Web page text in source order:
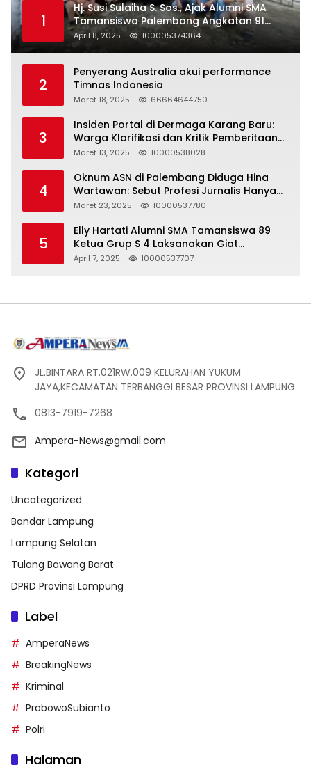
1
Hj. Susi Sulaiha S. Sos., Ajak Alumni SMA
Tamansiswa Palembang Angkatan 91
Halal Bihalal
April 8, 2025 100005374364
2
Penyerang Australia akui performance
Timnas Indonesia
Maret 18, 2025 66664644750
3
Insiden Portal di Dermaga Karang Baru:
Warga Klarifikasi dan Kritik Pemberitaan
yang Tidak Akurat
Maret 13, 2025 10000538028
4
Oknum ASN di Palembang Diduga Hina
Wartawan: Sebut Profesi Jurnalis Hanya
Seharga 2 Liter Bensin, Berujung Dugaan
Maret 23, 2025 10000537780
5
Elly Hartati Alumni SMA Tamansiswa 89
Ketua Grup S 4 Laksanakan Giat
Silaturahmi
April 7, 2025 10000537707
JL.BINTARA RT.021RW.009 KELURAHAN YUKUM
JAYA,KECAMATAN TERBANGGI BESAR PROVINSI LAMPUNG
0813-7919-7268
Ampera-News@gmail.com
Kategori
Uncategorized
Bandar Lampung
Lampung Selatan
Tulang Bawang Barat
DPRD Provinsi Lampung
Label
AmperaNews
BreakingNews
Kriminal
PrabowoSubianto
Polri
Halaman